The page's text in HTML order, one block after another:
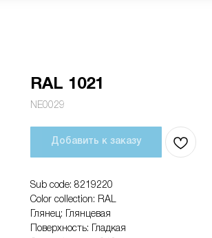
RAL 1021
NE0029
Добавить к заказу
Sub code: 8219220
Color collection: RAL
Глянец: Глянцевая
Поверхность: Гладкая